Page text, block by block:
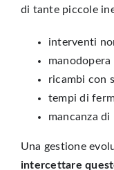
di tante piccole
interventi
ricambi con
tempi di
mancanza
Una gestione
intercettare